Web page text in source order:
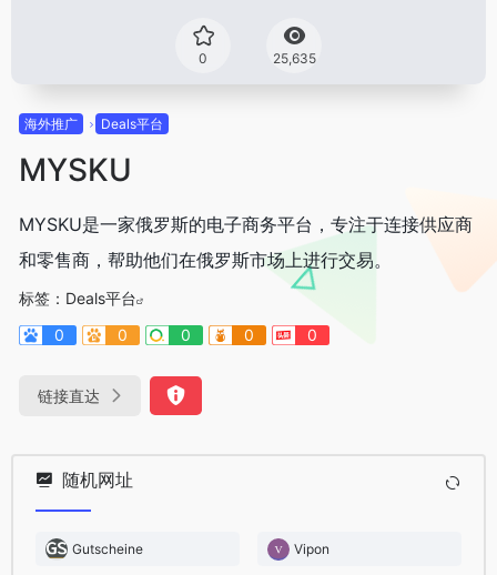
0 25,635
海外推广 Deals平台
MYSKU
MYSKU是一家俄罗斯的电子商务平台，专注于连接供应商
和零售商，帮助他们在俄罗斯市场上进行交易。
标签： Deals平台
0
0 0 0 0
链接直达
随机网址
Gutscheine Vipon